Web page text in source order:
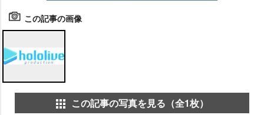
この記事の画像
この記事の写真を見る（全1枚）